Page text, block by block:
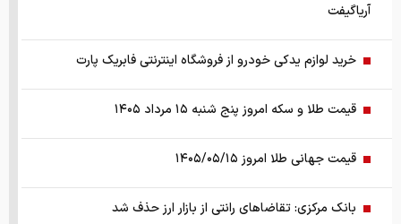
آریاگیفت
خرید لوازم یدکی خودرو از فروشگاه اینترنتی فابریک پارت
قیمت طلا و سکه امروز پنج شنبه ۱۵ مرداد ۱۴۰۵
قیمت جهانی طلا امروز ۱۴۰۵/۰۵/۱۵
بانک مرکزی: تقاضا‌های رانتی از بازار ارز حذف شد